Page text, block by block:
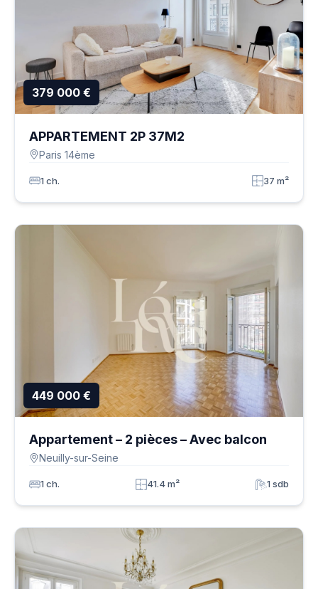
379 000 €
APPARTEMENT 2P 37M2
Paris 14ème
1 ch. 37 m²
449 000 €
Appartement – 2 pièces – Avec balcon
Neuilly-sur-Seine
1 ch. 41.4 m² 1 sdb